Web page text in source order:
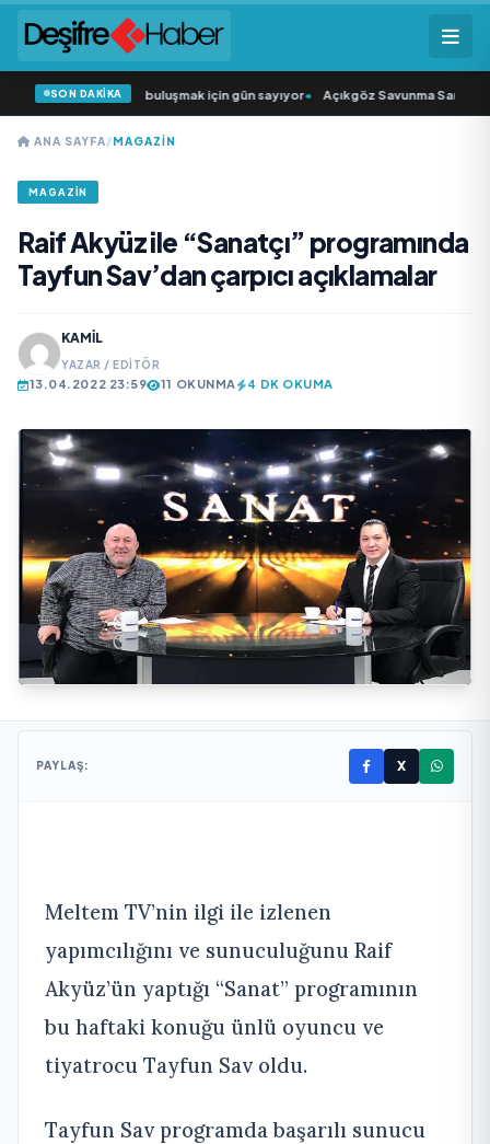
SON DAKİKA
seyircisiyle buluşmak için gün sayıyor• Açıkgöz Savunma Sanayi AŞ
ANA SAYFA/MAGAZIN
MAGAZIN
Raif Akyüz ile “Sanatçı” programında
Tayfun Sav’dan çarpıcı açıklamalar
KAMIL
YAZAR / EDITÖR
13.04.2022 23:59 11 OKUNMA 4 DK OKUMA
PAYLAŞ: X
Meltem TV’nin ilgi ile izlenen
yapımcılığını ve sunuculuğunu Raif
Akyüz’ün yaptığı “Sanat” programının
bu haftaki konuğu ünlü oyuncu ve
tiyatrocu Tayfun Sav oldu.
Tayfun Sav programda başarılı sunucu